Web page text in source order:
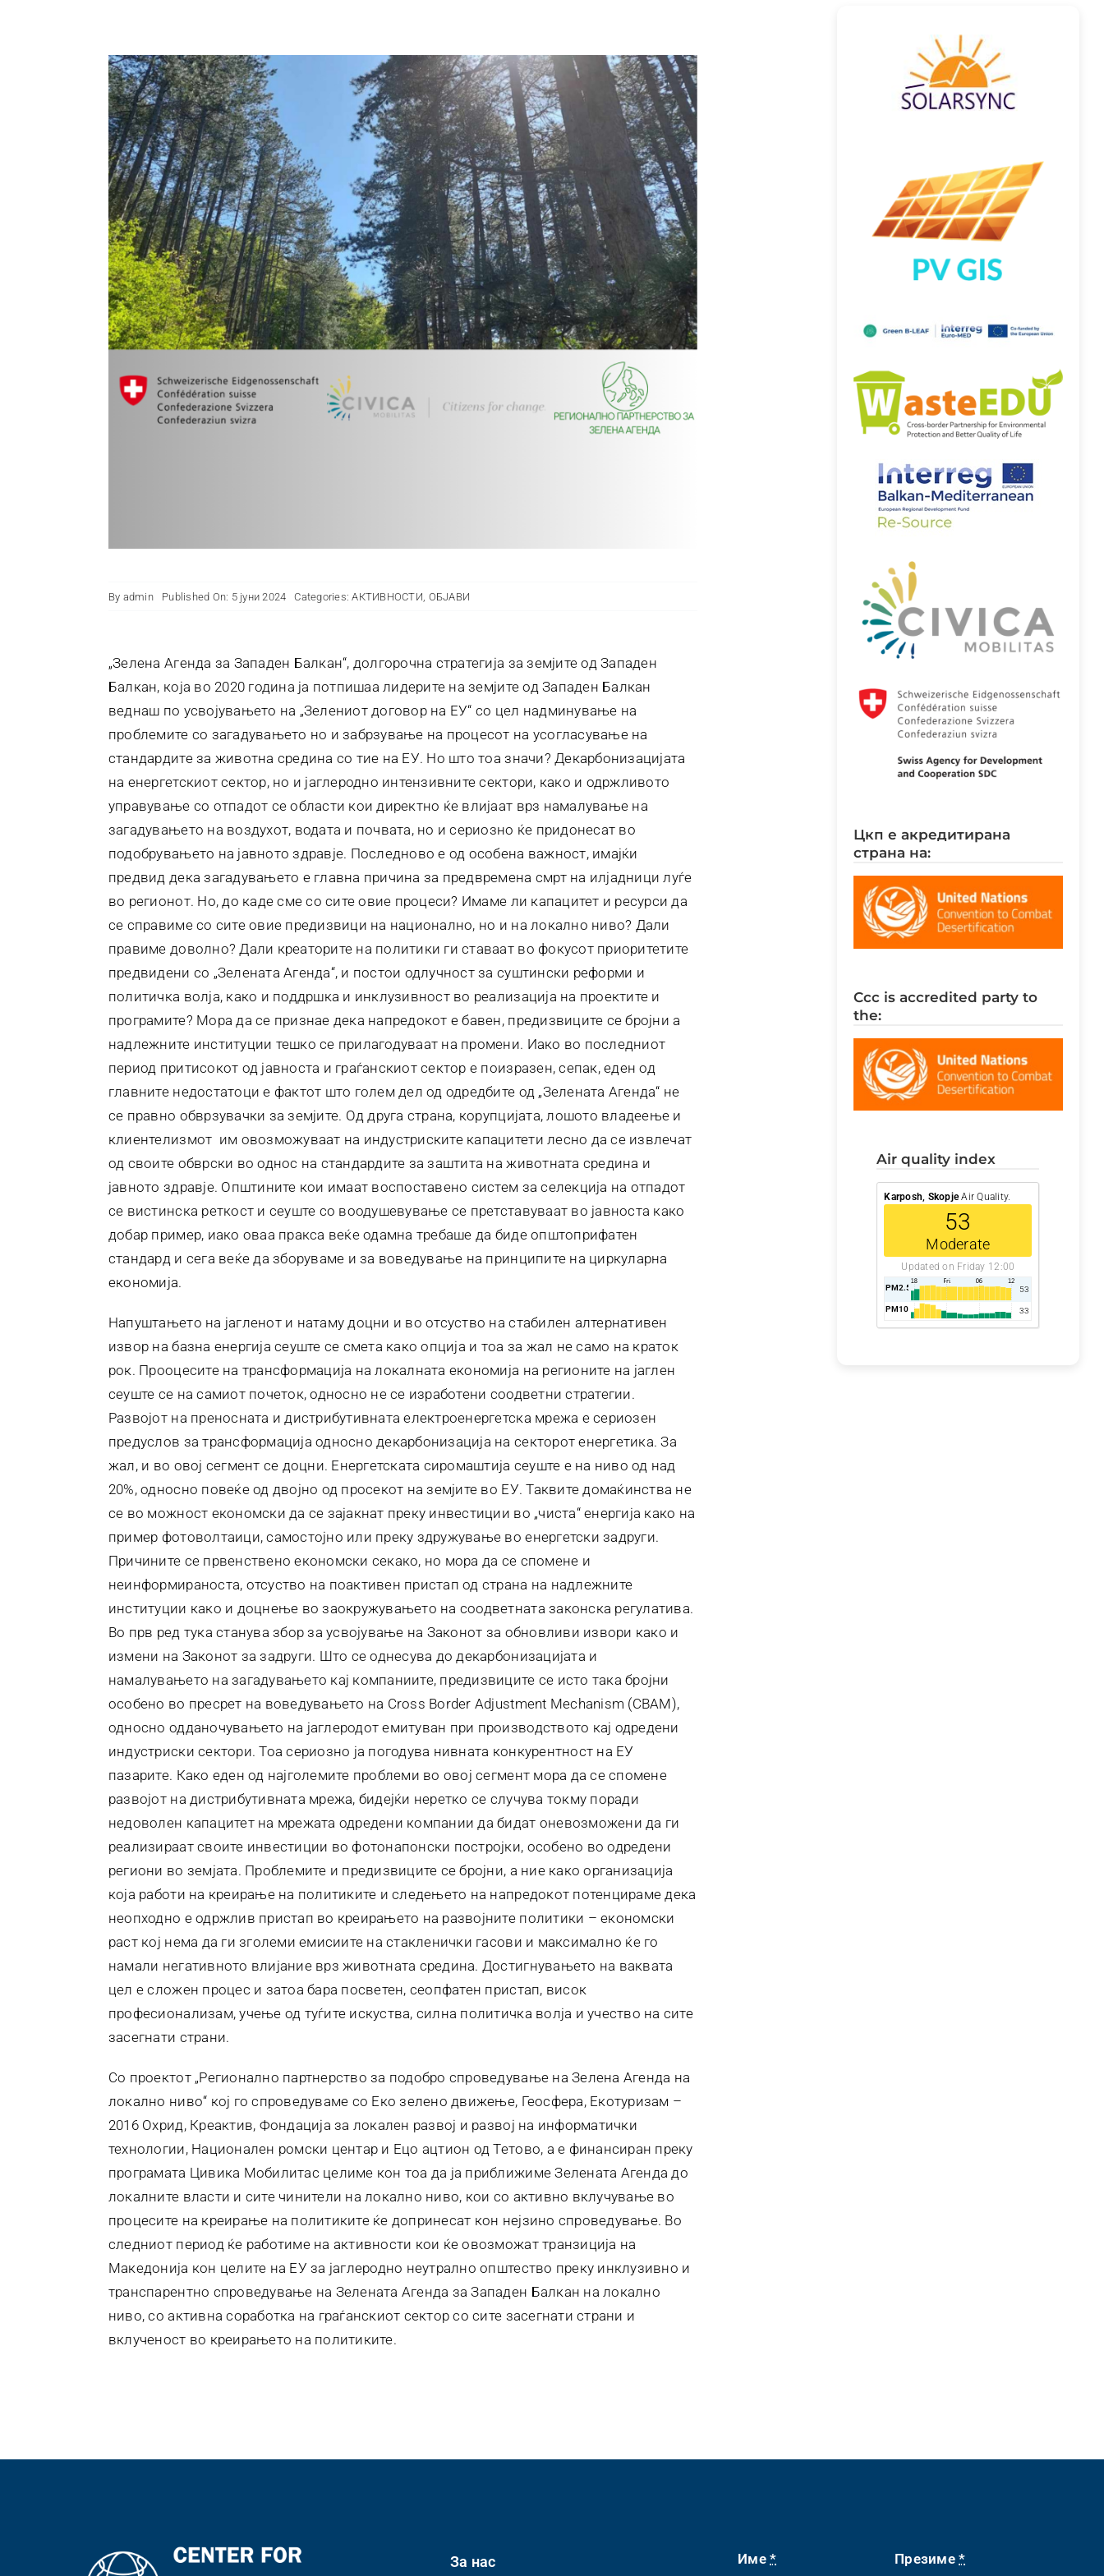
By admin Published On: 5 јуни 2024 Categories:АКТИВНОСТИ ОБЈАВИ
„Зелена Агенда за Западен Балкан“, долгорочна стратегија за земјите од Западен
Балкан, која во 2020 година ја потпишаа лидерите на земјите од Западен Балкан
веднаш по усвојувањето на „Зелениот договор на ЕУ“ со цел надминување на
проблемите со загадувањето но и забрзување на процесот на усогласување на
стандардите за животна средина со тие на ЕУ. Но што тоа значи? Декарбонизацијата
на енергетскиот сектор, но и јаглеродно интензивните сектори, како и одржливото
управување со отпадот се области кои директно ќе влијаат врз намалување на
загадувањето на воздухот, водата и почвата, но и сериозно ќе придонесат во
подобрувањето на јавното здравје. Последново е од особена важност, имајќи
предвид дека загадувањето е главна причина за предвремена смрт на илјадници луѓе
во регионот. Но, до каде сме со сите овие процеси? Имаме ли капацитет и ресурси да
се справиме со сите овие предизвици на национално, но и на локално ниво? Дали
правиме доволно? Дали креаторите на политики ги ставаат во фокусот приоритетите
предвидени со „Зелената Агенда“, и постои одлучност за суштински реформи и
политичка волја, како и поддршка и инклузивност во реализација на проектите и
програмите? Мора да се признае дека напредокот е бавен, предизвиците се бројни а
надлежните институции тешко се прилагодуваат на промени. Иако во последниот
период притисокот од јавноста и граѓанскиот сектор е поизразен, сепак, еден од
главните недостатоци е фактот што голем дел од одредбите од „Зелената Агенда“ не
се правно обврзувачки за земјите. Од друга страна, корупцијата, лошото владеење и
клиентелизмот им овозможуваат на индустриските капацитети лесно да се извлечат
од своите обврски во однос на стандардите за заштита на животната средина и
јавното здравје. Општините кои имаат воспоставено систем за селекција на отпадот
се вистинска реткост и сеуште со воодушевување се претставуваат во јавноста како
добар пример, иако оваа пракса веќе одамна требаше да биде општоприфатен
стандард и сега веќе да зборуваме и за воведување на принципите на циркуларна
економија.
Напуштањето на јагленот и натаму доцни и во отсуство на стабилен алтернативен
извор на базна енергија сеуште се смета како опција и тоа за жал не само на краток
рок. Прооцесите на трансформација на локалната економија на регионите на јаглен
сеуште се на самиот почеток, односно не се изработени соодветни стратегии.
Развојот на преносната и дистрибутивната електроенергетска мрежа е сериозен
предуслов за трансформација односно декарбонизација на секторот енергетика. За
жал, и во овој сегмент се доцни. Енергетската сиромаштија сеуште е на ниво од над
20%, односно повеќе од двојно од просекот на земјите во ЕУ. Таквите домаќинства не
се во можност економски да се зајакнат преку инвестиции во „чиста“ енергија како на
пример фотоволтаици, самостојно или преку здружување во енергетски задруги.
Причините се првенствено економски секако, но мора да се спомене и
неинформираноста, отсуство на поактивен пристап од страна на надлежните
институции како и доцнење во заокружувањето на соодветната законска регулатива.
Во прв ред тука станува збор за усвојување на Законот за обновливи извори како и
измени на Законот за задруги. Што се однесува до декарбонизацијата и
намалувањето на загадувањето кај компаниите, предизвиците се исто така бројни
особено во пресрет на воведувањето на Cross Border Adjustment Mechanism (CBAM),
односно одданочувањето на јаглеродот емитуван при производството кај одредени
индустриски сектори. Тоа сериозно ја погодува нивната конкурентност на ЕУ
пазарите. Како еден од најголемите проблеми во овој сегмент мора да се спомене
развојот на дистрибутивната мрежа, бидејќи неретко се случува токму поради
недоволен капацитет на мрежата одредени компании да бидат оневозможени да ги
реализираат своите инвестиции во фотонапонски постројки, особено во одредени
региони во земјата. Проблемите и предизвиците се бројни, а ние како организација
која работи на креирање на политиките и следењето на напредокот потенцираме дека
неопходно е одржлив пристап во креирањето на развојните политики – економски
раст кој нема да ги зголеми емисиите на стакленички гасови и максимално ќе го
намали негативното влијание врз животната средина. Достигнувањето на ваквата
цел е сложен процес и затоа бара посветен, сеопфатен пристап, висок
професионализам, учење од туѓите искуства, силна политичка волја и учество на сите
засегнати страни.
Со проектот „Регионално партнерство за подобро спроведување на Зелена Агенда на
локално ниво“ кој го спроведуваме со Еко зелено движење, Геосфера, Екотуризам –
2016 Охрид, Креактив, Фондација за локален развој и развој на информатички
технологии, Национален ромски центар и Ецо ацтион од Тетово, а е финансиран преку
програмата Цивика Мобилитас целиме кон тоа да ја приближиме Зелената Агенда до
локалните власти и сите чинители на локално ниво, кои со активно вклучување во
процесите на креирање на политиките ќе допринесат кон нејзино спроведување. Во
следниот период ќе работиме на активности кои ќе овозможат транзиција на
Македонија кон целите на ЕУ за јаглеродно неутрално општество преку инклузивно и
транспарентно спроведување на Зелената Агенда за Западен Балкан на локално
ниво, со активна соработка на граѓанскиот сектор со сите засегнати страни и
вклученост во креирањето на политиките.
цкп е акредитирана
страна на:
ccc is accredited party to
the:
air quality index
Karposh, SkopjeAir Quality.
53
Moderate
Updated on Friday 12:00
PM2.5 AQI 53
PM10 AQI 33
За нас Име* Презиме*